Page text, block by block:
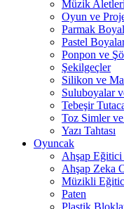
Müzik Aletleri
Oyun ve
Parmak
Pastel
Ponpon ve
Şekilgeçler
Silikon ve
Suluboyalar
Tebeşir
Toz Simler
Yazı Tahtası
Oyuncak
Ahşap
Ahşap Zeka
Müzikli
Paten
Plastik